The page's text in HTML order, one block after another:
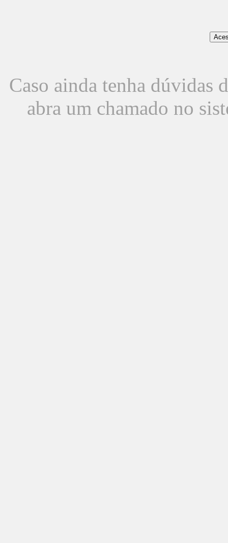
Caso ainda tenha dúvidas
abra um chamado no